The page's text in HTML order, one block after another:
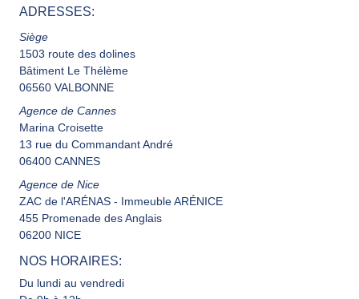
ADRESSES:
Siège
1503 route des dolines
Bâtiment Le Thélème
06560 VALBONNE
Agence de Cannes
Marina Croisette
13 rue du Commandant André
06400 CANNES
Agence de Nice
ZAC de l'ARÉNAS - Immeuble ARÉNICE
455 Promenade des Anglais
06200 NICE
NOS HORAIRES:
Du lundi au vendredi